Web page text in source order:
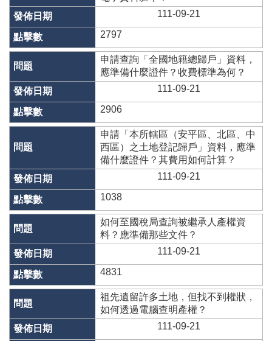
政
府
網
站
料
開
放
宣
告
111-09-21
2797
申請查詢「全國地籍總歸戶」資料，
應準備什麼證件？收費標準為何？
111-09-21
2906
申請「本所轄區（安平區、北區、中
西區）之土地登記歸戶」資料，應準
備什麼證件？其費用如何計算？
111-09-21
1038
如何至國稅局查詢被繼承人產權資
料？應準備那些文件？
111-09-21
4831
祖先遺留許多土地，但找不到權狀，
如何透過電腦查明產權？
111-09-21